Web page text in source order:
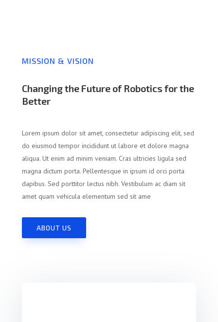
MISSION & VISION
Changing the Future of Robotics for the
Better
Lorem ipsum dolor sit amet, consectetur adipiscing elit, sed
do eiusmod tempor incididunt ut labore et dolore magna
aliqua. Ut enim ad minim veniam. Cras ultricies ligula sed
magna dictum porta. Pellentesque in ipsum id orci porta
dapibus. Sed porttitor lectus nibh. Vestibulum ac diam sit
amet quam vehicula elementum sed sit ame
ABOUT US